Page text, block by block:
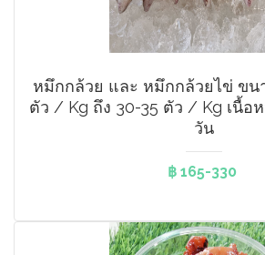
หมึกกล้วย และ หมึกกล้วยไข่ ขน
ตัว / Kg​ ถึง 30-35 ตัว / Kg เนื้อ
วัน
฿ 165-330